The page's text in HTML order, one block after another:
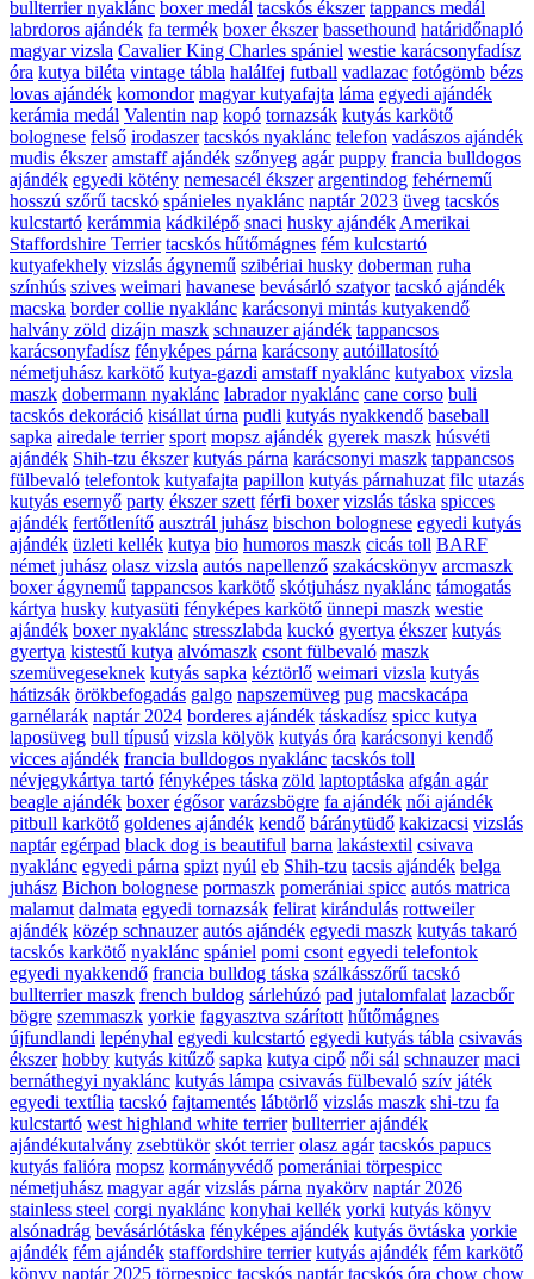
bullterrier nyaklánc boxer medál tacskós ékszer tappancs medál
labrdoros ajándék fa termék boxer ékszer bassethound határidőnapló
magyar vizsla Cavalier King Charles spániel westie karácsonyfadísz
óra kutya biléta vintage tábla halálfej futball vadlazac fotógömb bézs
lovas ajándék komondor magyar kutyafajta láma egyedi ajándék
kerámia medál Valentin nap kopó tornazsák kutyás karkötő
bolognese felső irodaszer tacskós nyaklánc telefon vadászos ajándék
mudis ékszer amstaff ajándék szőnyeg agár puppy francia bulldogos
ajándék egyedi kötény nemesacél ékszer argentindog fehérnemű
hosszú szőrű tacskó spánieles nyaklánc naptár 2023 üveg tacskós
kulcstartó kerámmia kádkilépő snaci husky ajándék Amerikai
Staffordshire Terrier tacskós hűtőmágnes fém kulcstartó
kutyafekhely vizslás ágynemű szibériai husky doberman ruha
színhús szives weimari havanese bevásárló szatyor tacskó ajándék
macska border collie nyaklánc karácsonyi mintás kutyakendő
halvány zöld dizájn maszk schnauzer ajándék tappancsos
karácsonyfadísz fényképes párna karácsony autóillatosító
németjuhász karkötő kutya-gazdi amstaff nyaklánc kutyabox vizsla
maszk dobermann nyaklánc labrador nyaklánc cane corso buli
tacskós dekoráció kisállat úrna pudli kutyás nyakkendő baseball
sapka airedale terrier sport mopsz ajándék gyerek maszk húsvéti
ajándék Shih-tzu ékszer kutyás párna karácsonyi maszk tappancsos
fülbevaló telefontok kutyafajta papillon kutyás párnahuzat filc utazás
kutyás esernyő party ékszer szett férfi boxer vizslás táska spicces
ajándék fertőtlenítő ausztrál juhász bischon bolognese egyedi kutyás
ajándék üzleti kellék kutya bio humoros maszk cicás toll BARF
német juhász olasz vizsla autós napellenző szakácskönyv arcmaszk
boxer ágynemű tappancsos karkötő skótjuhász nyaklánc támogatás
kártya husky kutyasüti fényképes karkötő ünnepi maszk westie
ajándék boxer nyaklánc stresszlabda kuckó gyertya ékszer kutyás
gyertya kistestű kutya alvómaszk csont fülbevaló maszk
szemüvegeseknek kutyás sapka kéztörlő weimari vizsla kutyás
hátizsák örökbefogadás galgo napszemüveg pug macskacápa
garnélarák naptár 2024 borderes ajándék táskadísz spicc kutya
laposüveg bull típusú vizsla kölyök kutyás óra karácsonyi kendő
vicces ajándék francia bulldogos nyaklánc tacskós toll
névjegykártya tartó fényképes táska zöld laptoptáska afgán agár
beagle ajándék boxer égősor varázsbögre fa ajándék női ajándék
pitbull karkötő goldenes ajándék kendő báránytüdő kakizacsi vizslás
naptár egérpad black dog is beautiful barna lakástextil csivava
nyaklánc egyedi párna spizt nyúl eb Shih-tzu tacsis ajándék belga
juhász Bichon bolognese pormaszk pomerániai spicc autós matrica
malamut dalmata egyedi tornazsák felirat kirándulás rottweiler
ajándék közép schnauzer autós ajándék egyedi maszk kutyás takaró
tacskós karkötő nyaklánc spániel pomi csont egyedi telefontok
egyedi nyakkendő francia bulldog táska szálkásszőrű tacskó
bullterrier maszk french buldog sárlehúzó pad jutalomfalat lazacbőr
bögre szemmaszk yorkie fagyasztva szárított hűtőmágnes
újfundlandi lepényhal egyedi kulcstartó egyedi kutyás tábla csivavás
ékszer hobby kutyás kitűző sapka kutya cipő női sál schnauzer maci
bernáthegyi nyaklánc kutyás lámpa csivavás fülbevaló szív játék
egyedi textília tacskó fajtamentés lábtörlő vizslás maszk shi-tzu fa
kulcstartó west highland white terrier bullterrier ajándék
ajándékutalvány zsebtükör skót terrier olasz agár tacskós papucs
kutyás falióra mopsz kormányvédő pomerániai törpespicc
németjuhász magyar agár vizslás párna nyakörv naptár 2026
stainless steel corgi nyaklánc konyhai kellék yorki kutyás könyv
alsónadrág bevásárlótáska fényképes ajándék kutyás övtáska yorkie
ajándék fém ajándék staffordshire terrier kutyás ajándék fém karkötő
könyv naptár 2025 törpespicc tacskós naptár tacskós óra chow chow